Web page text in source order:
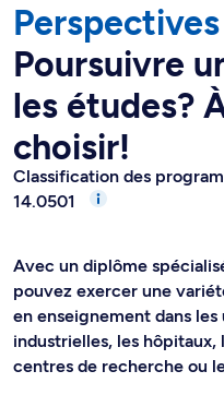
Poursuivre
les études?
choisir!
Classification des
14.0501
Avec un diplôme
pouvez exercer une
en enseignement dans
industrielles, les
centres de recherche ou